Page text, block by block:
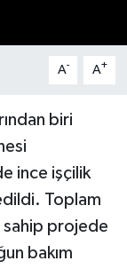
A- A+
biri
ince işçilik
Toplam
sahip projede
bakım